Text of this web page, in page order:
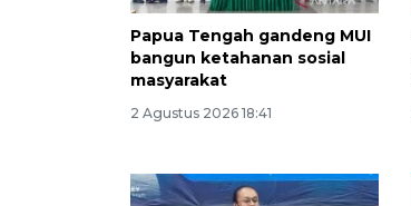
Papua Tengah gandeng MUI
bangun ketahanan sosial
masyarakat
2 Agustus 2026 18:41